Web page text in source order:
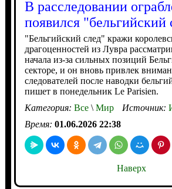
В расследовании
появился "бельгийский
"Бельгийский след" кражи
драгоценностей из Лувра
начала из-за сильных позиций
секторе, и он вновь привлек
следователей после наводки
пишет в понедельник Le Parisien.
Категория: Все\Мир Источник:
Время: 01.06.2026 22:38
Наверх